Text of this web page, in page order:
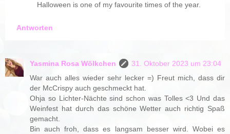
Halloween is one of my favourite times of the year.
Antworten
Yasmina Rosa Wölkchen
31. Oktober 2023 um 23:04
War auch alles wieder sehr lecker =) Freut mich, dass dir
der McCrispy auch geschmeckt hat.
Ohja so Lichter-Nächte sind schon was Tolles <3 Und das
Weinfest hat durch das schöne Wetter auch richtig Spaß
gemacht.
Bin auch froh, dass es langsam besser wird. Wobei es